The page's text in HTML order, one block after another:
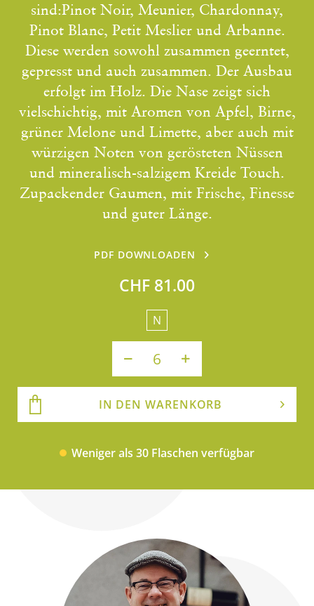
sind:Pinot Noir, Meunier, Chardonnay,
Pinot Blanc, Petit Meslier und Arbanne.
Diese werden sowohl zusammen geerntet,
gepresst und auch zusammen. Der Ausbau
erfolgt im Holz. Die Nase zeigt sich
vielschichtig, mit Aromen von Apfel, Birne,
grüner Melone und Limette, aber auch mit
würzigen Noten von gerösteten Nüssen
und mineralisch-salzigem Kreide Touch.
Zupackender Gaumen, mit Frische, Finesse
und guter Länge.
PDF DOWNLOADEN
CHF 81.00
N
IN DEN WARENKORB
Weniger als 30 Flaschen verfügbar